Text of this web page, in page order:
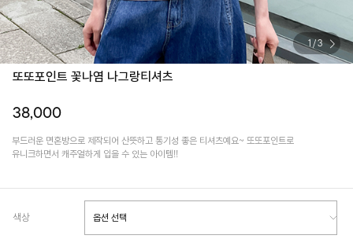
1 / 3
또또포인트 꽃나염 나그랑티셔츠
38,000
부드러운 면혼방으로 제작되어 산뜻하고 통기성 좋은 티셔츠예요~ 또또포인트로
유니크하면서 캐주얼하게 입을 수 있는 아이템!!
색상